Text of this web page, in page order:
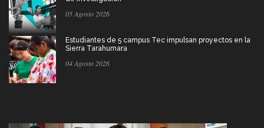
05 Agosto 2026
Estudiantes de 5 campus Tec impulsan proyectos en la
Sierra Tarahumara
04 Agosto 2026